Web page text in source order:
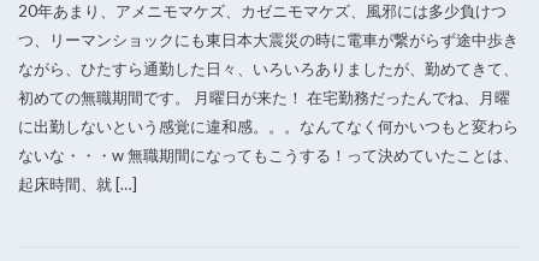
20年あまり、アメニモマケズ、カゼニモマケズ、風邪には多少負けつ
つ、リーマンショックにも東日本大震災の時に電車が繋がらず途中歩き
ながら、ひたすら通勤した日々、いろいろありましたが、勤めてきて、
初めての無職期間です。 月曜日が来た！ 在宅勤務だったんでね、月曜
に出勤しないという感覚に違和感。。。なんてなく何かいつもと変わら
ないな・・・w 無職期間になってもこうする！って決めていたことは、
起床時間、就 […]